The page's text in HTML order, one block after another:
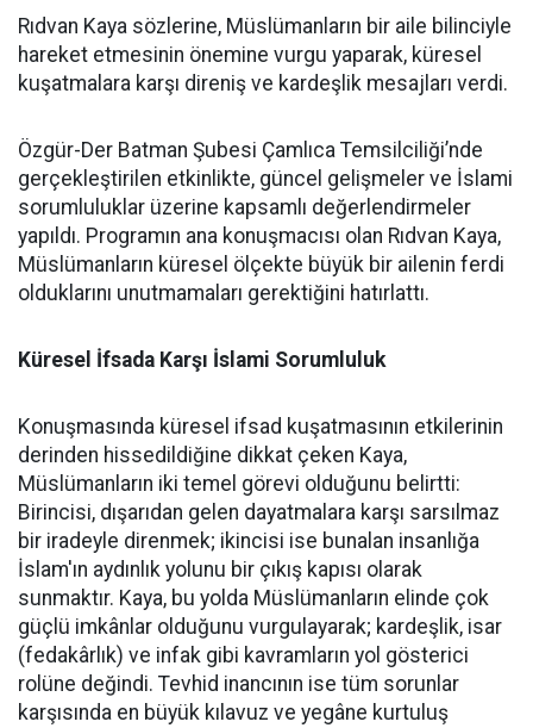
Rıdvan Kaya sözlerine, Müslümanların bir aile bilinciyle
hareket etmesinin önemine vurgu yaparak, küresel
kuşatmalara karşı direniş ve kardeşlik mesajları verdi.
Özgür-Der Batman Şubesi Çamlıca Temsilciliği’nde
gerçekleştirilen etkinlikte, güncel gelişmeler ve İslami
sorumluluklar üzerine kapsamlı değerlendirmeler
yapıldı. Programın ana konuşmacısı olan Rıdvan Kaya,
Müslümanların küresel ölçekte büyük bir ailenin ferdi
olduklarını unutmamaları gerektiğini hatırlattı.
Küresel İfsada Karşı İslami Sorumluluk
Konuşmasında küresel ifsad kuşatmasının etkilerinin
derinden hissedildiğine dikkat çeken Kaya,
Müslümanların iki temel görevi olduğunu belirtti:
Birincisi, dışarıdan gelen dayatmalara karşı sarsılmaz
bir iradeyle direnmek; ikincisi ise bunalan insanlığa
İslam'ın aydınlık yolunu bir çıkış kapısı olarak
sunmaktır. Kaya, bu yolda Müslümanların elinde çok
güçlü imkânlar olduğunu vurgulayarak; kardeşlik, isar
(fedakârlık) ve infak gibi kavramların yol gösterici
rolüne değindi. Tevhid inancının ise tüm sorunlar
karşısında en büyük kılavuz ve yegâne kurtuluş